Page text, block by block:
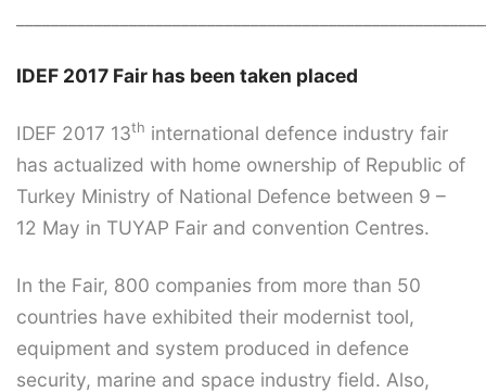
IDEF 2017 Fair has been taken placed
IDEF 2017 13th international defence industry fair
has actualized with home ownership of Republic of
Turkey Ministry of National Defence between 9 –
12 May in TUYAP Fair and convention Centres.
In the Fair, 800 companies from more than 50
countries have exhibited their modernist tool,
equipment and system produced in defence
security, marine and space industry field. Also,